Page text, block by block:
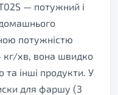
— потужний і
потужністю
кг/хв, вона швидко
інші продукти. У
для фаршу (3